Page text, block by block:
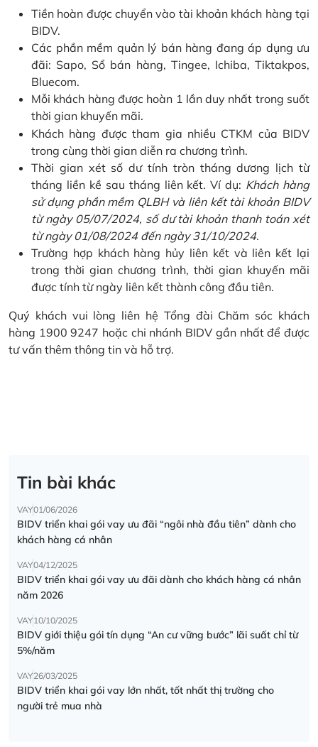
Tiền hoàn được chuyển vào tài khoản khách hàng tại
BIDV.
Các phần mềm quản lý bán hàng đang áp dụng ưu
đãi: Sapo, Sổ bán hàng, Tingee, Ichiba, Tiktakpos,
Bluecom.
Mỗi khách hàng được hoàn 1 lần duy nhất trong suốt
thời gian khuyến mãi.
Khách hàng được tham gia nhiều CTKM của BIDV
trong cùng thời gian diễn ra chương trình.
Thời gian xét số dư tính tròn tháng dương lịch từ
tháng liền kề sau tháng liên kết. Ví dụ: Khách hàng
sử dụng phần mềm QLBH và liên kết tài khoản BIDV
từ ngày 05/07/2024, số dư tài khoản thanh toán xét
từ ngày 01/08/2024 đến ngày 31/10/2024.
Trường hợp khách hàng hủy liên kết và liên kết lại
trong thời gian chương trình, thời gian khuyến mãi
được tính từ ngày liên kết thành công đầu tiên.
Quý khách vui lòng liên hệ Tổng đài Chăm sóc khách
hàng 1900 9247 hoặc chi nhánh BIDV gần nhất để được
tư vấn thêm thông tin và hỗ trợ.
Tin bài khác
VAY01/06/2026
BIDV triển khai gói vay ưu đãi “ngôi nhà đầu tiên” dành cho
khách hàng cá nhân
VAY04/12/2025
BIDV triển khai gói vay ưu đãi dành cho khách hàng cá nhân
năm 2026
VAY10/10/2025
BIDV giới thiệu gói tín dụng “An cư vững bước” lãi suất chỉ từ
5%/năm
VAY26/03/2025
BIDV triển khai gói vay lớn nhất, tốt nhất thị trường cho
người trẻ mua nhà